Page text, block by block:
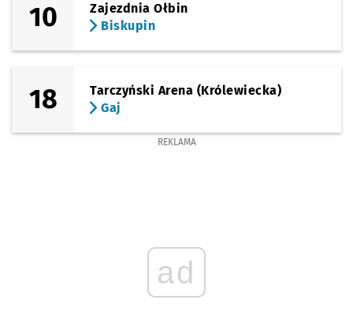
10
Zajezdnia Ołbin
Biskupin
18
Tarczyński Arena (Królewiecka)
Gaj
REKLAMA
ad